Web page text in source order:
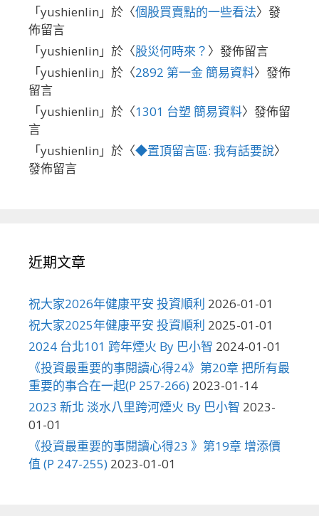
「yushienlin 」於〈個股買賣點的一些看法〉發
佈留言
「yushienlin 」於〈股災何時來？ 〉發佈留言
「yushienlin 」於〈2892 第一金 簡易資料〉發佈
留言
「yushienlin 」於〈1301 台塑 簡易資料〉發佈留
言
「yushienlin 」於〈◆置頂留言區: 我有話要說〉
發佈留言
近期文章
祝大家2026年健康平安 投資順利 2026-01-01
祝大家2025年健康平安 投資順利 2025-01-01
2024 台北101 跨年煙火 By 巴小智 2024-01-01
《投資最重要的事閱讀心得24》第20章 把所有最
重要的事合在一起(P 257-266) 2023-01-14
2023 新北 淡水八里跨河煙火 By 巴小智 2023-
01-01
《投資最重要的事閱讀心得23 》第19章 增添價
值 (P 247-255) 2023-01-01